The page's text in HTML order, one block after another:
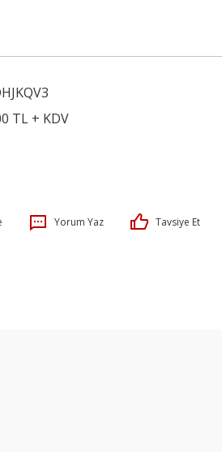
TL + KDV
Yorum Yaz Tavsiye Et